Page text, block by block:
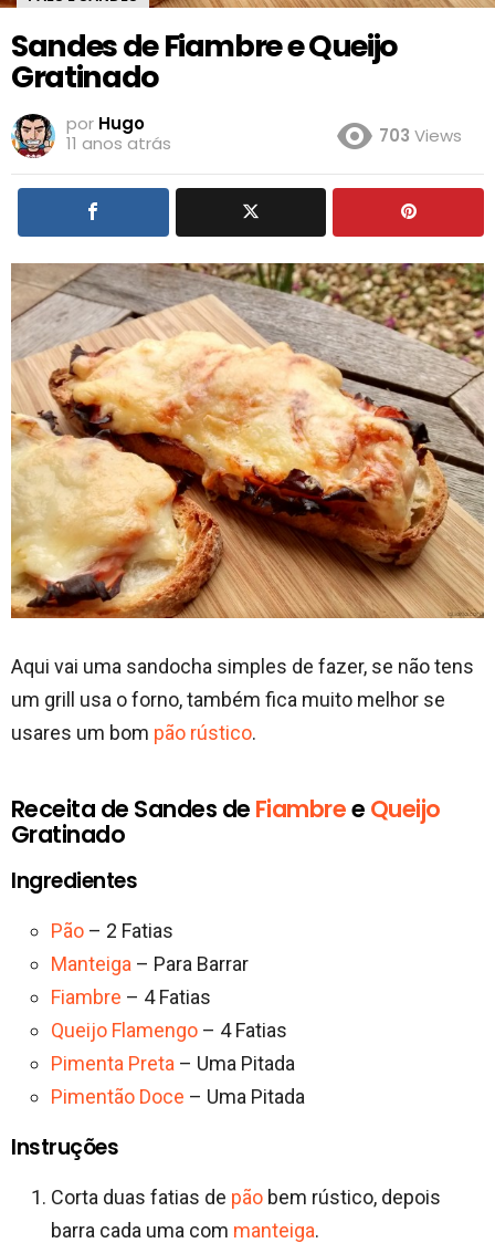
Sandes de Fiambre e Queijo
Gratinado
por Hugo
11 anos atrás
703 Views
Aqui vai uma sandocha simples de fazer, se não tens
um grill usa o forno, também fica muito melhor se
usares um bom pão rústico.
Receita de Sandes de Fiambree Queijo
Gratinado
Ingredientes
Pão – 2 Fatias
Manteiga – Para Barrar
Fiambre – 4 Fatias
Queijo Flamengo – 4 Fatias
Pimenta Preta – Uma Pitada
Pimentão Doce – Uma Pitada
Instruções
Corta duas fatias de pão bem rústico, depois
barra cada uma com manteiga.